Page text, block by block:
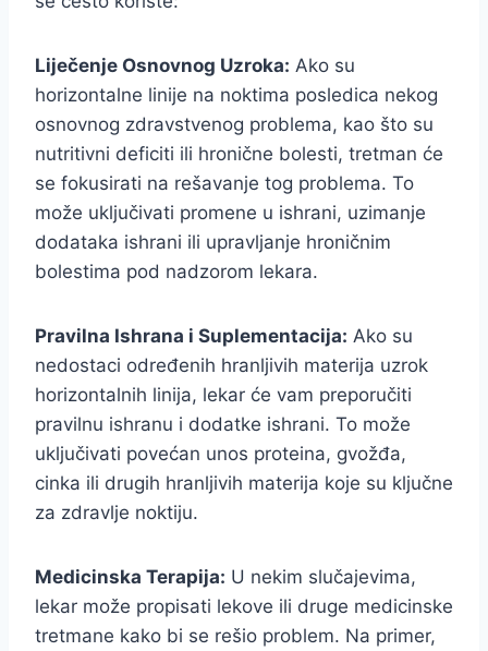
Liječenje Osnovnog Uzroka: Ako su
horizontalne linije na noktima posledica nekog
osnovnog zdravstvenog problema, kao što su
nutritivni deficiti ili hronične bolesti, tretman će
se fokusirati na rešavanje tog problema. To
može uključivati promene u ishrani, uzimanje
dodataka ishrani ili upravljanje hroničnim
bolestima pod nadzorom lekara.
Pravilna Ishrana i Suplementacija: Ako su
nedostaci određenih hranljivih materija uzrok
horizontalnih linija, lekar će vam preporučiti
pravilnu ishranu i dodatke ishrani. To može
uključivati povećan unos proteina, gvožđa,
cinka ili drugih hranljivih materija koje su ključne
za zdravlje noktiju.
Medicinska Terapija: U nekim slučajevima,
lekar može propisati lekove ili druge medicinske
tretmane kako bi se rešio problem. Na primer,